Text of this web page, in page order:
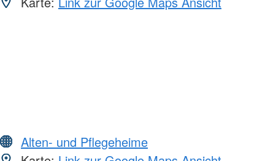
Alten- und Pflegeheime